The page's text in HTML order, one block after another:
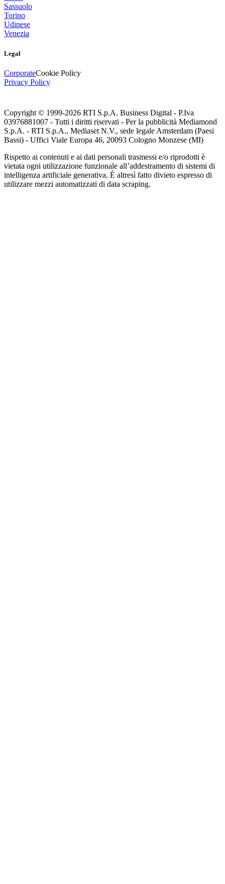
Sassuolo
Torino
Udinese
Venezia
Legal
CorporateCookie Policy
Privacy Policy
Copyright © 1999-2026 RTI S.p.A. Business Digital - P.Iva
03976881007 - Tutti i diritti riservati - Per la pubblicità Mediamond
S.p.A. - RTI S.p.A., Mediaset N.V., sede legale Amsterdam (Paesi
Bassi) - Uffici Viale Europa 46, 20093 Cologno Monzese (MI)
Rispetto ai contenuti e ai dati personali trasmessi e/o riprodotti è
vietata ogni utilizzazione funzionale all’addestramento di sistemi di
intelligenza artificiale generativa. È altresì fatto divieto espresso di
utilizzare mezzi automatizzati di data scraping.